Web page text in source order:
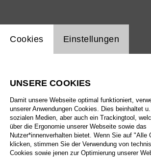
Alle Sparten
Alle Spielstätten
Alle Merkmale
Einstellung Website Cookie
Cookies Einstellungen
UNSERE COOKIES
Damit unsere Webseite optimal funktioniert,
unserer Anwendungen Cookies. Dies beinhaltet
sozialen Medien, aber auch ein Trackingtool,
über die Ergonomie unserer Webseite sowie das
Nutzer*innenverhalten bietet. Wenn Sie auf "Alle
klicken, stimmen Sie der Verwendung von
Cookies sowie jenen zur Optimierung unserer